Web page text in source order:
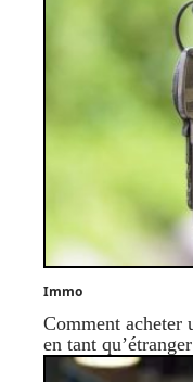
Immo
Comment
en tant